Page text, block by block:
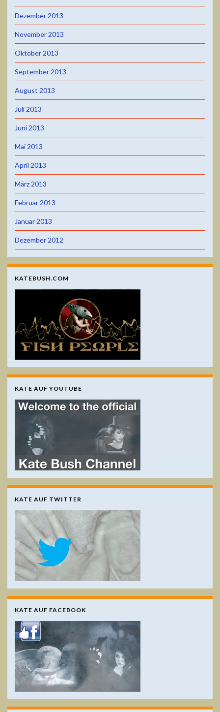
Dezember 2013
November 2013
Oktober 2013
September 2013
August 2013
Juli 2013
Juni 2013
Mai 2013
April 2013
März 2013
Februar 2013
Januar 2013
Dezember 2012
KATEBUSH.COM
KATE AUF YOUTUBE
KATE AUF TWITTER
KATE AUF FACEBOOK